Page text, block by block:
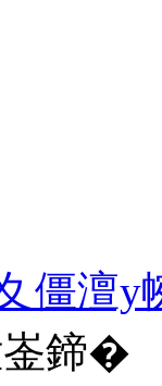
僵澶у
崟鍗�